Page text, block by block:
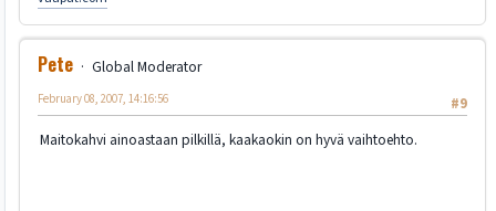
Pete
Global Moderator
#9
February 08, 2007, 14:16:56
Maitokahvi ainoastaan pilkillä, kaakaokin on hyvä vaihtoehto.